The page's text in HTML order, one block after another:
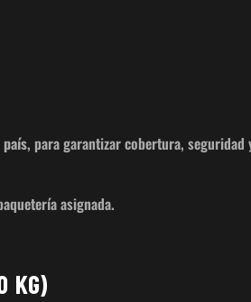
, para garantizar cobertura,
asignada.
KG)